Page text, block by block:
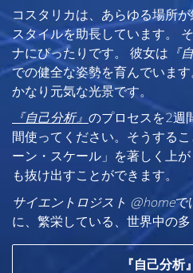
コスタリカは、あらゆる場所
スタイルを助長しています。
ナにぴったりです。 彼女は 『
での健全な姿勢を育んでいま
かなり元気な光景です。
『自己分析』 のプロセスを2週
間使ってください。そうする
ーン・スケール」を著しく上
も抜け出すことができます。
サイエントロジスト @homeで
に、繁栄している、世界中の多
『自己分析』